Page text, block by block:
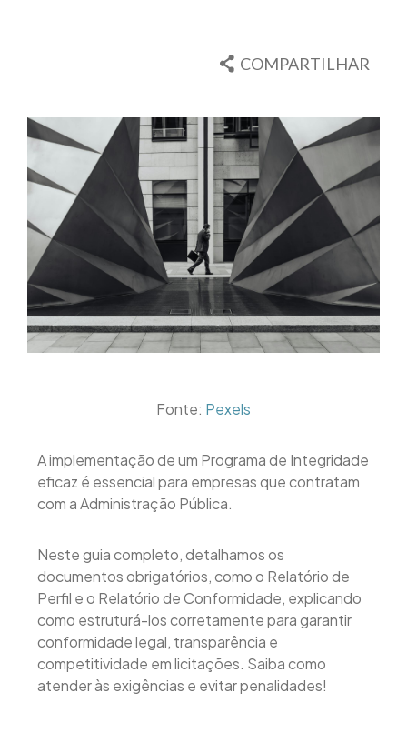
COMPARTILHAR
Fonte: Pexels
A implementação de um Programa de Integridade
eficaz é essencial para empresas que contratam
com a Administração Pública.
Neste guia completo, detalhamos os
documentos obrigatórios, como o Relatório de
Perfil e o Relatório de Conformidade, explicando
como estruturá-los corretamente para garantir
conformidade legal, transparência e
competitividade em licitações. Saiba como
atender às exigências e evitar penalidades!